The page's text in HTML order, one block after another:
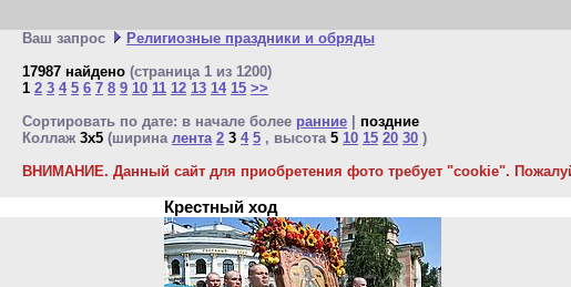
Ваш запрос
Религиозные праздники и обряды
17987 найдено (страница 1 из 1200)
1 2 3 4 5 6 7 8 9 10 11 12 13 14 15 >>
Сортировать по дате: в начале более ранние
поздние
Коллаж 3x5 (ширина лента 2 3 4 5 , высота 5 10 15 20 30 )
ВНИМАНИЕ. Данный сайт для приобретения фото требует "cookie".
Крестный ход